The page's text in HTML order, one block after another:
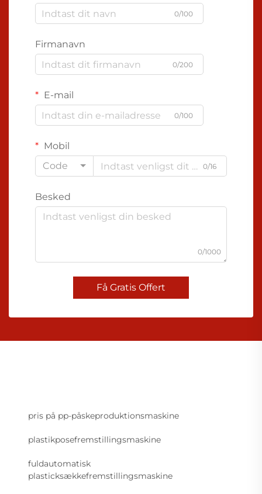
0/100
Firmanavn
0/200
E-mail
0/100
Mobil
Code
0/16
Besked
0/1000
Få Gratis Offert
pris på pp-påskeproduktionsmaskine
plastikposefremstillingsmaskine
fuldautomatisk
plasticksækkefremstillingsmaskine